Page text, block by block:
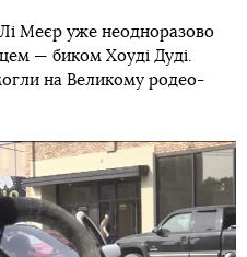
Меєр уже неодноразово
— биком Хоуді Дуді.
на Великому родео-